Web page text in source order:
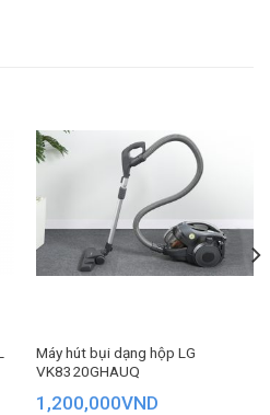
Máy hút bụi dạng hộp LG
VK8320GHAUQ
1,200,000VND